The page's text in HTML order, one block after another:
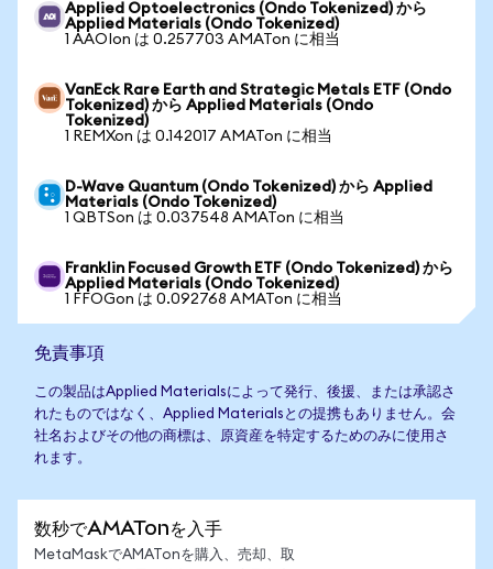
Applied Optoelectronics (Ondo Tokenized) から
Applied Materials (Ondo Tokenized)
1 AAOIon は 0.257703 AMATon に相当
VanEck Rare Earth and Strategic Metals ETF (Ondo
Tokenized) から Applied Materials (Ondo
Tokenized)
1 REMXon は 0.142017 AMATon に相当
D-Wave Quantum (Ondo Tokenized) から Applied
Materials (Ondo Tokenized)
1 QBTSon は 0.037548 AMATon に相当
Franklin Focused Growth ETF (Ondo Tokenized) から
Applied Materials (Ondo Tokenized)
1 FFOGon は 0.092768 AMATon に相当
免責事項
この製品はApplied Materialsによって発行、後援、または承認さ
れたものではなく、Applied Materialsとの提携もありません。会
社名およびその他の商標は、原資産を特定するためのみに使用さ
れます。
数秒でAMATonを入手
MetaMaskでAMATonを購入、売却、取